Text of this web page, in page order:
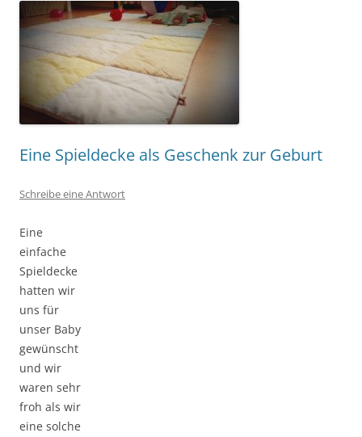
Eine Spieldecke als Geschenk zur Geburt
Schreibe eine Antwort
Eine
einfache
Spieldecke
hatten wir
uns für
unser Baby
gewünscht
und wir
waren sehr
froh als wir
eine solche